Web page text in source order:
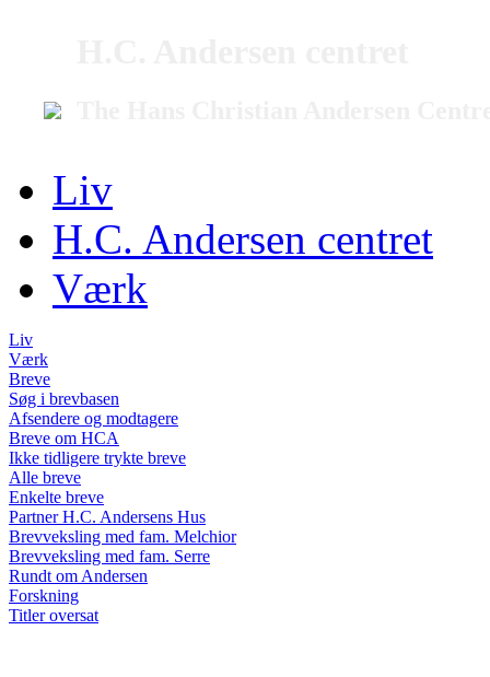
Liv
H.C. Andersen centret
Værk
Liv
Værk
Breve
Søg i brevbasen
Afsendere og modtagere
Breve om HCA
Ikke tidligere trykte breve
Alle breve
Enkelte breve
Partner H.C. Andersens Hus
Brevveksling med fam. Melchior
Brevveksling med fam. Serre
Rundt om Andersen
Forskning
Titler oversat